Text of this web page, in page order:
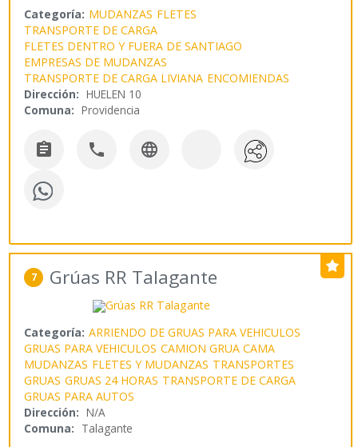
Categoría: MUDANZAS FLETES
TRANSPORTE DE CARGA
FLETES DENTRO Y FUERA DE SANTIAGO
EMPRESAS DE MUDANZAS
TRANSPORTE DE CARGA LIVIANA ENCOMIENDAS
Dirección: HUELEN 10
Comuna: Providencia
  
7 Grúas RR Talagante
Categoría: ARRIENDO DE GRUAS PARA VEHICULOS
GRUAS PARA VEHICULOS CAMION GRUA CAMA
MUDANZAS FLETES Y MUDANZAS TRANSPORTES
GRUAS GRUAS 24 HORAS TRANSPORTE DE CARGA
GRUAS PARA AUTOS
Dirección: N/A
Comuna: Talagante